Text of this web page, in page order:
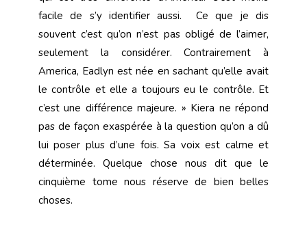
facile de s’y identifier aussi. Ce que je dis
souvent c’est qu’on n’est pas obligé de l’aimer,
seulement la considérer. Contrairement à
America, Eadlyn est née en sachant qu’elle avait
le contrôle et elle a toujours eu le contrôle. Et
c’est une différence majeure. » Kiera ne répond
pas de façon exaspérée à la question qu’on a dû
lui poser plus d’une fois. Sa voix est calme et
déterminée. Quelque chose nous dit que le
cinquième tome nous réserve de bien belles
choses.